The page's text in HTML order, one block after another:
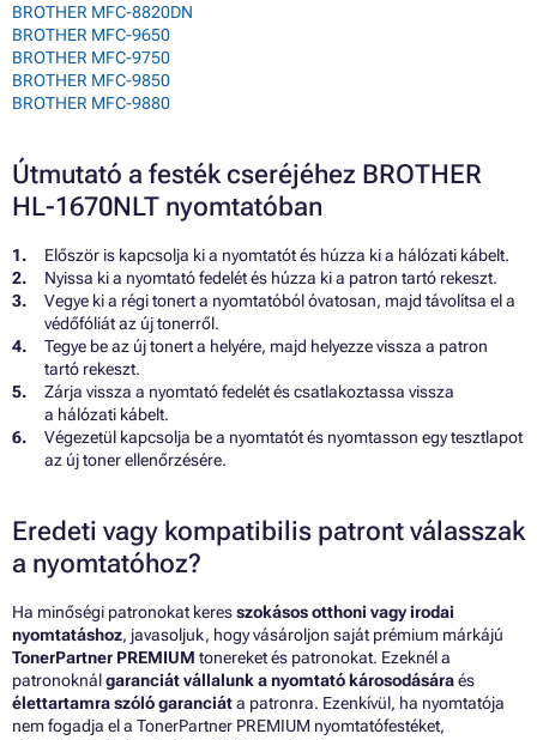
BROTHER MFC-8820DN
BROTHER MFC-9650
BROTHER MFC-9750
BROTHER MFC-9850
BROTHER MFC-9880
Útmutató a festék cseréjéhez BROTHER
HL-1670NLT nyomtatóban
Először is kapcsolja ki a nyomtatót és húzza ki a hálózati kábelt.
Nyissa ki a nyomtató fedelét és húzza ki a patron tartó rekeszt.
Vegye ki a régi tonert a nyomtatóból óvatosan, majd távolítsa el a
védőfóliát az új tonerről.
Tegye be az új tonert a helyére, majd helyezze vissza a patron
tartó rekeszt.
Zárja vissza a nyomtató fedelét és csatlakoztassa vissza
a hálózati kábelt.
Végezetül kapcsolja be a nyomtatót és nyomtasson egy tesztlapot
az új toner ellenőrzésére.
Eredeti vagy kompatibilis patront válasszak
a nyomtatóhoz?
Ha minőségi patronokat keresszokásos otthoni vagy irodai
nyomtatáshoz, javasoljuk, hogy vásároljon saját prémium márkájú
TonerPartner PREMIUM tonereket és patronokat. Ezeknél a
patronoknálgaranciát vállalunk a nyomtató károsodásáraés
élettartamra szóló garanciáta patronra. Ezenkívül, ha nyomtatója
nem fogadja el a TonerPartner PREMIUM nyomtatófestéket,